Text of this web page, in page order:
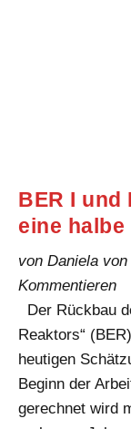
BER I
eine
von Daniela
Kommentieren
Der Rückbau
Reaktors“
heutigen
Beginn der
gerechnet wird